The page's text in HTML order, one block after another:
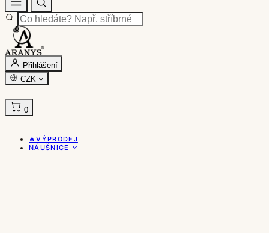
Přihlášení
CZK
0
🔥VÝPRODEJ
NÁUŠNICE